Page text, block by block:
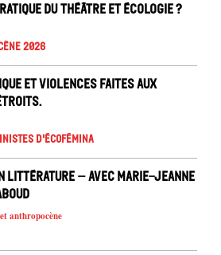
du théâtre et écologie ?
2026
et violences faites aux
d'ÉcoFémina
littérature – avec Marie-Jeanne
anthropocène